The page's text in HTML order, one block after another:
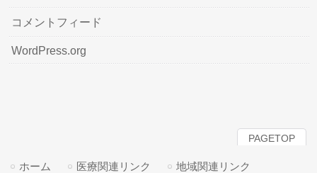
コメントフィード
WordPress.org
PAGETOP
ホーム 医療関連リンク 地域関連リンク